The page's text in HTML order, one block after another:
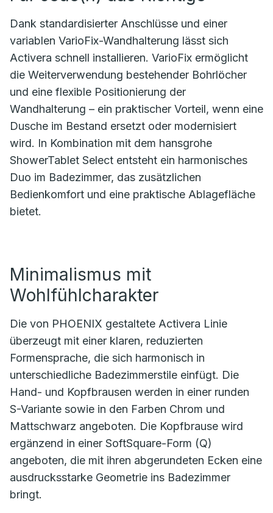
Dank standardisierter Anschlüsse und einer
variablen VarioFix-Wandhalterung lässt sich
Activera schnell installieren. VarioFix ermöglicht
die Weiterverwendung bestehender Bohrlöcher
und eine flexible Positionierung der
Wandhalterung – ein praktischer Vorteil, wenn eine
Dusche im Bestand ersetzt oder modernisiert
wird. In Kombination mit dem hansgrohe
ShowerTablet Select entsteht ein harmonisches
Duo im Badezimmer, das zusätzlichen
Bedienkomfort und eine praktische Ablagefläche
bietet.
Minimalismus mit
Wohlfühlcharakter
Die von PHOENIX gestaltete Activera Linie
überzeugt mit einer klaren, reduzierten
Formensprache, die sich harmonisch in
unterschiedliche Badezimmerstile einfügt. Die
Hand- und Kopfbrausen werden in einer runden
S-Variante sowie in den Farben Chrom und
Mattschwarz angeboten. Die Kopfbrause wird
ergänzend in einer SoftSquare-Form (Q)
angeboten, die mit ihren abgerundeten Ecken eine
ausdrucksstarke Geometrie ins Badezimmer
bringt.